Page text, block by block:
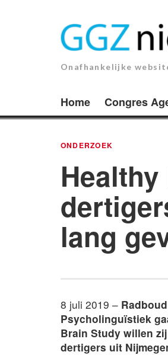
Onafhankelijke
Home Congres
ONDERZOEK
lang
8 juli 2019 –
Psycholinguïstiek
Brain Study willen
dertigers uit